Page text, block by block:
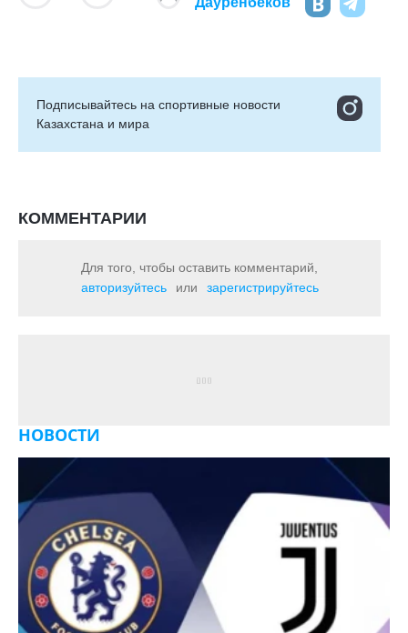
Подписывайтесь на cпортивные новости
Казахстана и мира
КОММЕНТАРИИ
Для того, чтобы оставить комментарий,
авторизуйтесь
или зарегистрируйтесь
НОВОСТИ